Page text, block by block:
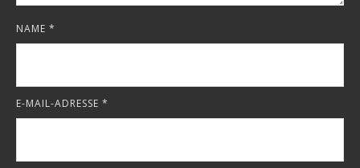
NAME *
E-MAIL-ADRESSE *